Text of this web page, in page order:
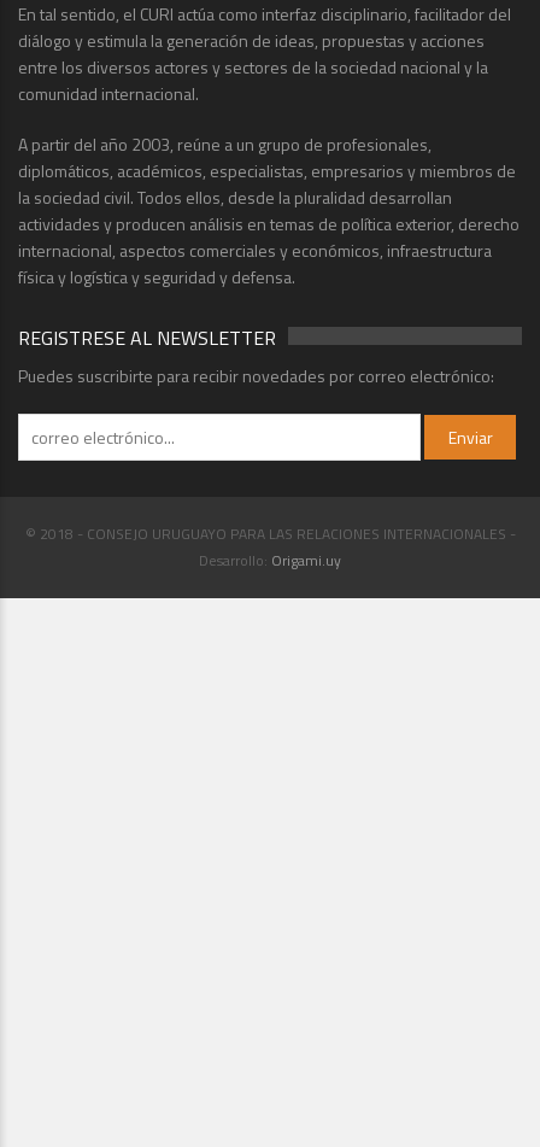
En tal sentido, el CURI actúa como interfaz disciplinario, facilitador del
diálogo y estimula la generación de ideas, propuestas y acciones
entre los diversos actores y sectores de la sociedad nacional y la
comunidad internacional.
A partir del año 2003, reúne a un grupo de profesionales,
diplomáticos, académicos, especialistas, empresarios y miembros de
la sociedad civil. Todos ellos, desde la pluralidad desarrollan
actividades y producen análisis en temas de política exterior, derecho
internacional, aspectos comerciales y económicos, infraestructura
física y logística y seguridad y defensa.
REGISTRESE AL NEWSLETTER
Puedes suscribirte para recibir novedades por correo electrónico:
© 2018 - CONSEJO URUGUAYO PARA LAS RELACIONES INTERNACIONALES -
Desarrollo: Origami.uy